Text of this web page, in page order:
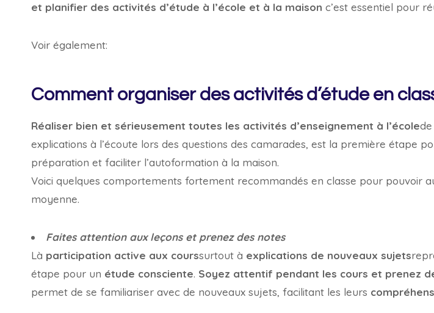
et planifier des activités d’étude à l’école et à la maison c’est essentiel pour
Voir également:
Comment organiser des activités d’étude en
Réaliser bien et sérieusement toutes les activités d’enseignement à l’écolede
explications à l’écoute lors des questions des camarades, est la première étape
préparation et faciliter l’autoformation à la maison.
Voici quelques comportements fortement recommandés en classe pour pouvoir
moyenne.
Faites attention aux leçons et prenez des notes
Là participation active aux courssurtout à explications de nouveaux sujets
étape pour un étude consciente. Soyez attentif pendant les cours et prenez
permet de se familiariser avec de nouveaux sujets, facilitant les leurs